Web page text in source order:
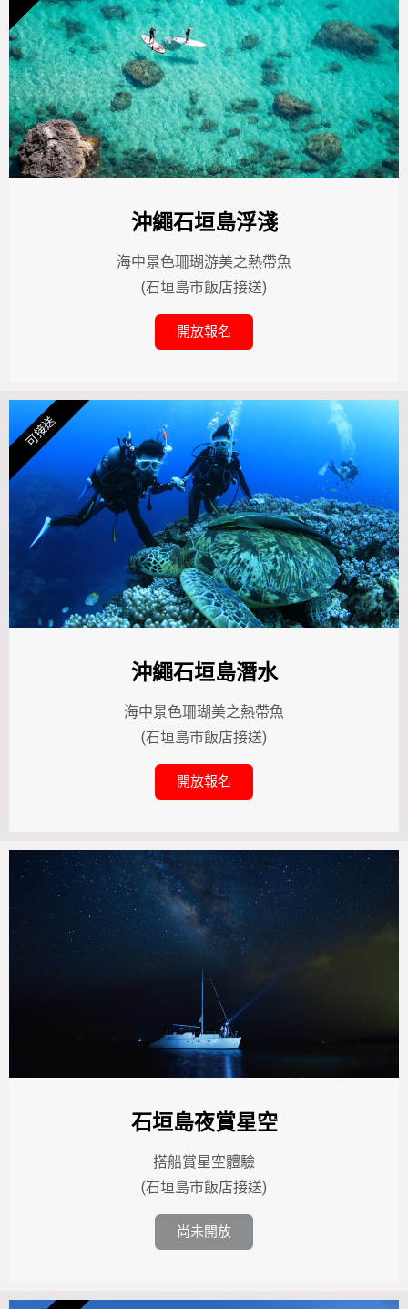
沖繩石垣島浮淺
海中景色珊瑚游美之熱帶魚
(石垣島市飯店接送)
開放報名
沖繩石垣島潛水
海中景色珊瑚美之熱帶魚
(石垣島市飯店接送)
開放報名
可接送
石垣島夜賞星空
搭船賞星空體驗
(石垣島市飯店接送)
尚未開放